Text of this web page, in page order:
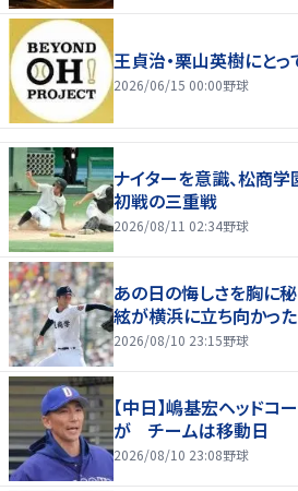
王貞治・栗山英樹にと
2026/06/15 00:00野球
ナイターを意識、松商
初戦の三重戦
2026/08/11 02:34野球
あの日の悔しさを胸
絃が横浜に立ち向かった
2026/08/10 23:15野球
【中日】嶋基宏ヘッド
が チームは移動日
2026/08/10 23:08野球